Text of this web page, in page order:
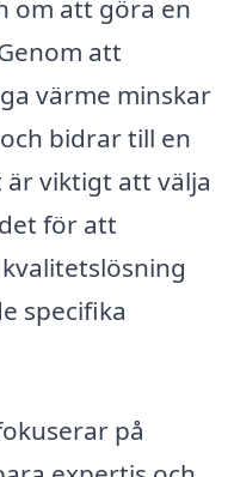
om att göra en
att
värme minskar
bidrar till en
viktigt att välja
för att
specifika
på